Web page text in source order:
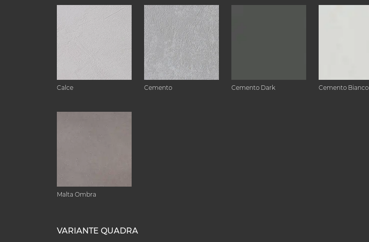
Calce Cemento Cemento Dark Cemento Bianco
Malta Ombra
VARIANTE QUADRA